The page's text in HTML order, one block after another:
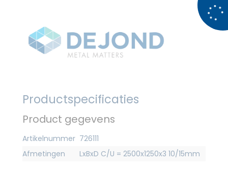
Productspecificaties
Product gegevens
Artikelnummer 726111
Afmetingen
LxBxD C/U = 2500x1250x3 10/15mm